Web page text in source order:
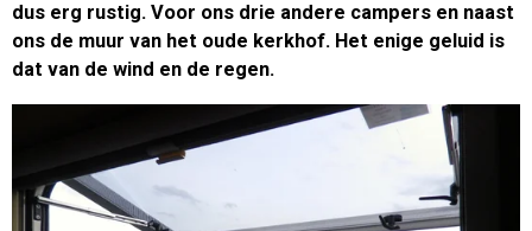
dus erg rustig. Voor ons drie andere campers en naast
ons de muur van het oude kerkhof. Het enige geluid is
dat van de wind en de regen.